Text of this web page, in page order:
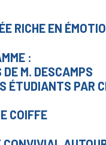
RICHE EN
:
M. DESCAMPS
ÉTUDIANTS PAR
COIFFE